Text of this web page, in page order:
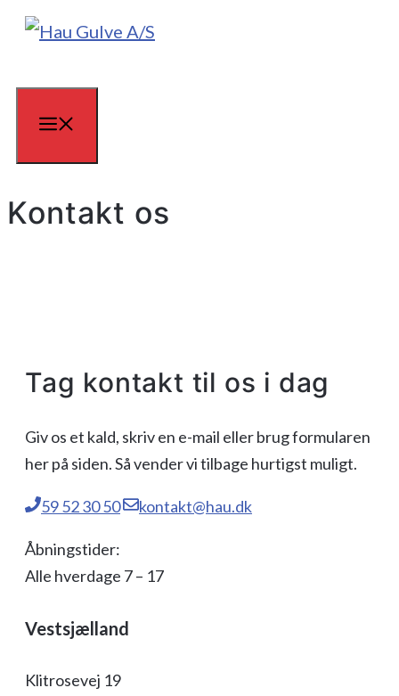
Hop
Kontakt os
Tag kontakt til os i dag
Giv os et kald, skriv en e-mail eller brug formularen
her på siden. Så vender vi tilbage hurtigst muligt.
59 52 30 50 kontakt@hau.dk
Åbningstider:
Alle hverdage 7 – 17
Vestsjælland
Klitrosevej 19